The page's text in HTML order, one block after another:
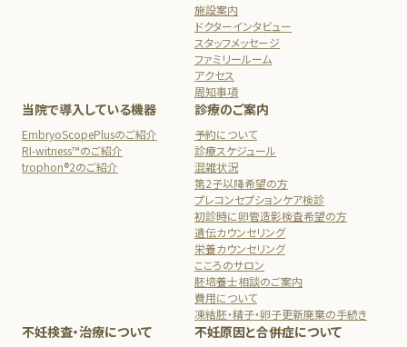
施設案内
ドクターインタビュー
スタッフメッセージ
ファミリールーム
アクセス
周知事項
当院で導入している機器
EmbryoScopePlusのご紹介
RI-witness™のご紹介
trophon®2のご紹介
診療のご案内
予約について
診療スケジュール
混雑状況
第2子以降希望の方
プレコンセプションケア検診
初診時に卵管造影検査希望の方
遺伝カウンセリング
栄養カウンセリング
こころのサロン
胚培養士相談のご案内
費用について
凍結胚・精子・卵子更新廃棄の手続き
不妊検査・治療について 不妊原因と合併症について